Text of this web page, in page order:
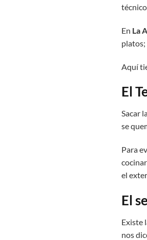
En La
platos;
Aquí
El
Sacar
se
Para
el
El
Existe
nos